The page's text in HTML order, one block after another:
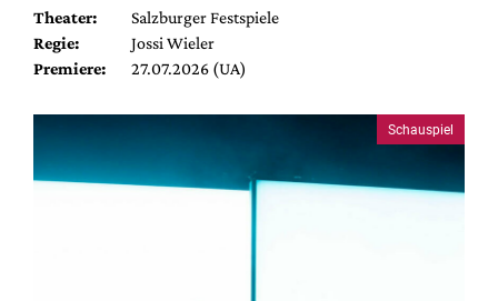
Theater:
Salzburger Festspiele
Regie:
Jossi Wieler
Premiere:
27.07.2026 (UA)
Schauspiel